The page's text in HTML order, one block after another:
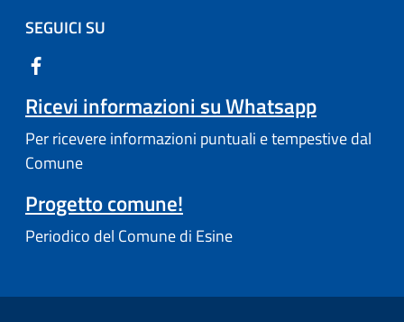
SEGUICI SU
Ricevi informazioni su Whatsapp
Per ricevere informazioni puntuali e tempestive dal
Comune
Progetto comune!
Periodico del Comune di Esine